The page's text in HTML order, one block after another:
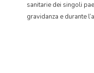
sanitarie dei singoli
gravidanza e durante